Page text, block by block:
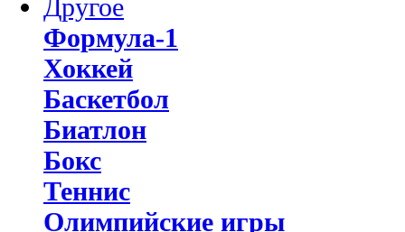
Другое
Формула-1
Хоккей
Баскетбол
Биатлон
Бокс
Теннис
Олимпийские игры